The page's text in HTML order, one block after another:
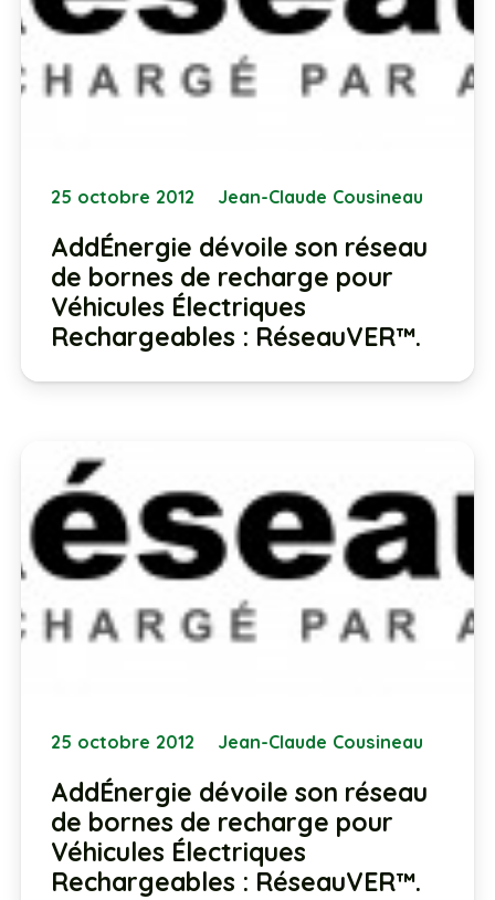
25 octobre 2012 Jean-Claude Cousineau
AddÉnergie dévoile son réseau
de bornes de recharge pour
Véhicules Électriques
Rechargeables : RéseauVER™.
25 octobre 2012 Jean-Claude Cousineau
AddÉnergie dévoile son réseau
de bornes de recharge pour
Véhicules Électriques
Rechargeables : RéseauVER™.